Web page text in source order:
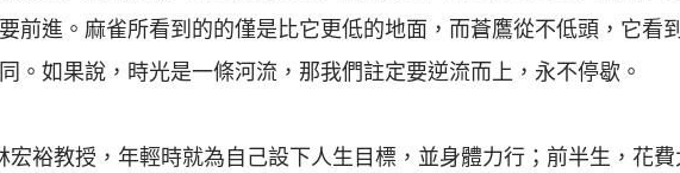
前進。麻雀所看到的的僅是比它更低的地面，而蒼鷹從不低頭，它看
。如果說，時光是一條河流，那我們註定要逆流而上，永不停歇。
裕教授，年輕時就為自己設下人生目標，並身體力行；前半生，花